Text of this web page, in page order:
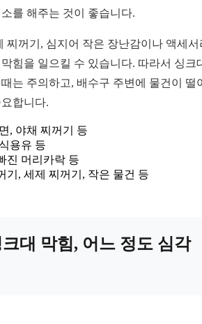
를 해주는 것이 좋습니다.
찌꺼기, 심지어 작은 장난감이나 액세서
힘을 일으킬 수 있습니다. 따라서 싱크
는 주의하고, 배수구 주변에 물건이 떨
합니다.
, 야채 찌꺼기 등
용유 등
진 머리카락 등
기, 세제 찌꺼기, 작은 물건 등
대 막힘, 어느 정도 심각